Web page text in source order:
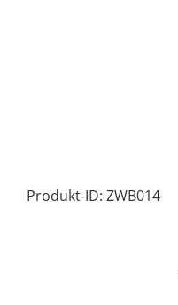
Produkt-ID: ZWB014